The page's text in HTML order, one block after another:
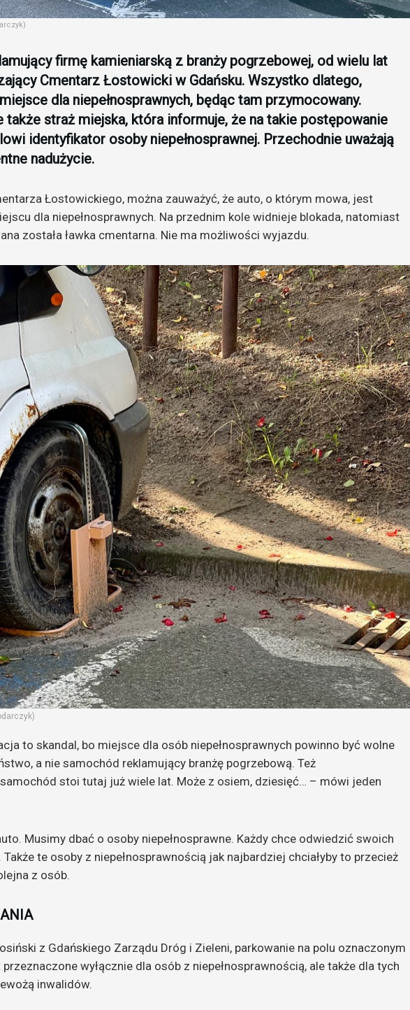
firmę kamieniarską z branży pogrzebowej, od wielu lat
Cmentarz Łostowicki w Gdańsku. Wszystko dlatego,
dla niepełnosprawnych, będąc tam przymocowany.
także straż miejska, która informuje, że na takie postępowanie
identyfikator osoby niepełnosprawnej. Przechodnie uważają
nadużycie.
Łostowickiego, można zauważyć, że auto, o którym mowa, jest
dla niepełnosprawnych. Na przednim kole widnieje blokada, natomiast
została ławka cmentarna. Nie ma możliwości wyjazdu.
to skandal, bo miejsce dla osób niepełnosprawnych powinno być wolne
a nie samochód reklamujący branżę pogrzebową. Też
stoi tutaj już wiele lat. Może z osiem, dziesięć… – mówi jeden
Musimy dbać o osoby niepełnosprawne. Każdy chce odwiedzić swoich
te osoby z niepełnosprawnością jak najbardziej chciałyby to przecież
z osób.
z Gdańskiego Zarządu Dróg i Zieleni, parkowanie na polu oznaczonym
wyłącznie dla osób z niepełnosprawnością, ale także dla tych
inwalidów.